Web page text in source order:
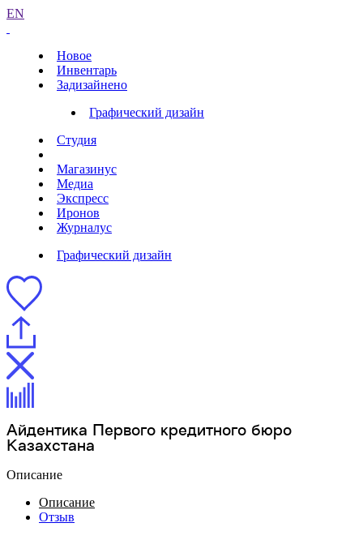
EN
Новое
Инвентарь
Задизайнено
Графический дизайн
Студия
Магазинус
Медиа
Экспресс
Иронов
Журналус
Графический дизайн
Айдентика Первого кредитного бюро
Казахстана
Описание
Описание
Отзыв